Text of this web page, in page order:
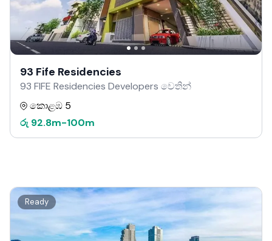
93 Fife Residencies
93 FIFE Residencies Developers වෙතින්
කොළඹ 5
රු 92.8m-100m
Ready